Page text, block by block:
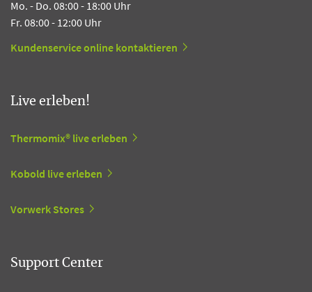
Mo. - Do. 08:00 - 18:00 Uhr
Fr. 08:00 - 12:00 Uhr
Kundenservice online kontaktieren
Live erleben!
Thermomix® live erleben
Kobold live erleben
Vorwerk Stores
Support Center